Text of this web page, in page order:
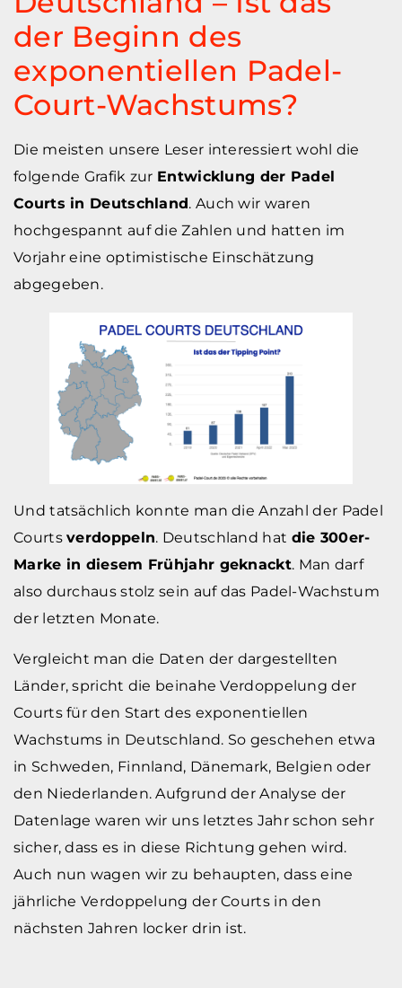
der Beginn des
exponentiellen Padel-
Court-Wachstums?
Die meisten unsere Leser interessiert wohl die
folgende Grafik zur Entwicklung der Padel
Courts in Deutschland. Auch wir waren
hochgespannt auf die Zahlen und hatten im
Vorjahr eine optimistische Einschätzung
abgegeben.
Und tatsächlich konnte man die Anzahl der Padel
Courtsverdoppeln. Deutschland hat die 300er-
Marke in diesem Frühjahr geknackt. Man darf
also durchaus stolz sein auf das Padel-Wachstum
der letzten Monate.
Vergleicht man die Daten der dargestellten
Länder, spricht die beinahe Verdoppelung der
Courts für den Start des exponentiellen
Wachstums in Deutschland. So geschehen etwa
in Schweden, Finnland, Dänemark, Belgien oder
den Niederlanden. Aufgrund der Analyse der
Datenlage waren wir uns letztes Jahr schon sehr
sicher, dass es in diese Richtung gehen wird.
Auch nun wagen wir zu behaupten, dass eine
jährliche Verdoppelung der Courts in den
nächsten Jahren locker drin ist.